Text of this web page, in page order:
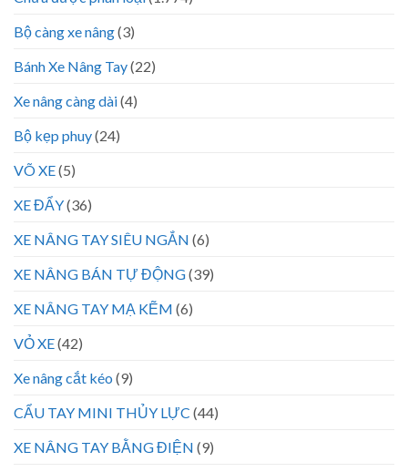
Bộ càng xe nâng(3)
Bánh Xe Nâng Tay(22)
Xe nâng càng dài(4)
Bộ kẹp phuy(24)
VÕ XE(5)
XE ĐẨY(36)
XE NÂNG TAY SIÊU NGẮN (6)
XE NÂNG BÁN TỰ ĐỘNG(39)
XE NÂNG TAY MẠ KẼM (6)
VỎ XE(42)
Xe nâng cắt kéo (9)
CẨU TAY MINI THỦY LỰC (44)
XE NÂNG TAY BẰNG ĐIỆN (9)